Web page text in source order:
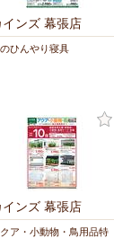
インズ 幕張店
ひんやり寝具
インズ 幕張店
ア・小動物・鳥用品特